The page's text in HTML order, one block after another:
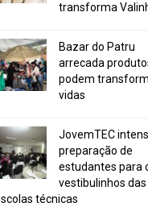
transforma
Bazar do Patru
arrecada
podem
vidas
JovemTEC
preparação de
estudantes para
vestibulinhos das
técnicas